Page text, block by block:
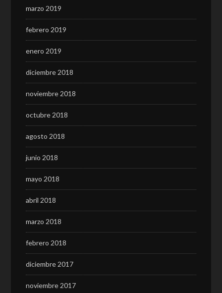
marzo 2019
febrero 2019
enero 2019
diciembre 2018
noviembre 2018
octubre 2018
agosto 2018
junio 2018
mayo 2018
abril 2018
marzo 2018
febrero 2018
diciembre 2017
noviembre 2017